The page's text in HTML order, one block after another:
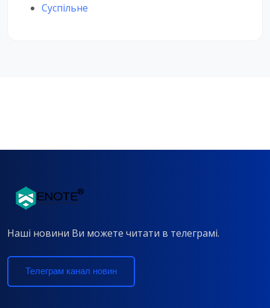
Суспільне
Наші новини Ви можете читати в телеграмі.
Телеграм канал новин